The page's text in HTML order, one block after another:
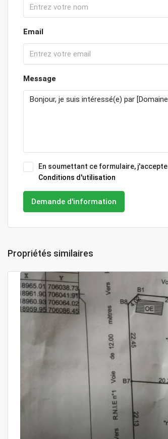
Email
Message
En soumettant ce formulaire, j'accepte
Conditions d'utilisation
Demande d'information
Propriétés similaires